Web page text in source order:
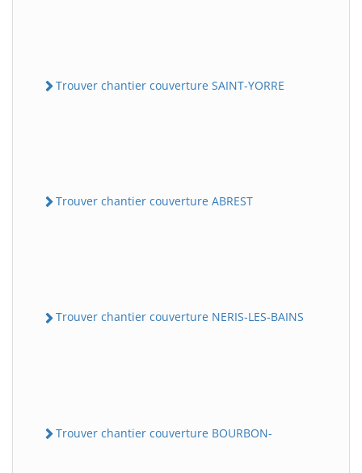
Trouver chantier couverture SAINT-YORRE
Trouver chantier couverture ABREST
Trouver chantier couverture NERIS-LES-BAINS
Trouver chantier couverture BOURBON-